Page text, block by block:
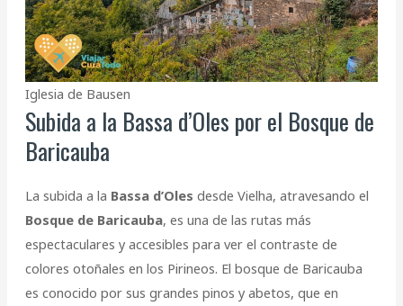
Iglesia de Bausen
Subida a la Bassa d’Oles por el Bosque de
Baricauba
La subida a la Bassa d’Oles desde Vielha, atravesando el
Bosque de Baricauba, es una de las rutas más
espectaculares y accesibles para ver el contraste de
colores otoñales en los Pirineos. El bosque de Baricauba
es conocido por sus grandes pinos y abetos, que en